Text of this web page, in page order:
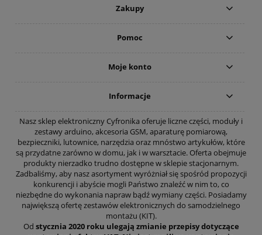
Zakupy
Pomoc
Moje konto
Informacje
Nasz sklep elektroniczny Cyfronika oferuje liczne części, moduły i
zestawy arduino, akcesoria GSM, aparaturę pomiarową,
bezpieczniki, lutownice, narzędzia oraz mnóstwo artykułów, które
są przydatne zarówno w domu, jak i w warsztacie. Oferta obejmuje
produkty nierzadko trudno dostępne w sklepie stacjonarnym.
Zadbaliśmy, aby nasz asortyment wyróżniał się spośród propozycji
konkurencji i abyście mogli Państwo znaleźć w nim to, co
niezbędne do wykonania napraw bądź wymiany części. Posiadamy
największą ofertę zestawów elektronicznych do samodzielnego
montażu (KIT).
Od stycznia 2020 roku ulegają zmianie przepisy dotyczące